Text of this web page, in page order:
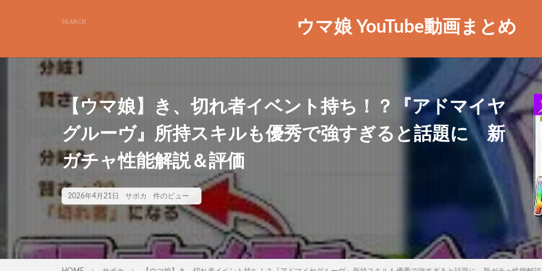
ウマ娘 YouTube動画まとめ
【ウマ娘】き、切れ者イベント持ち！？『アドマイヤ
グルーヴ』所持スキルも優秀で強すぎると話題に 新
ガチャ性能解説＆評価
2026年4月21日 サポカ 件のビュー